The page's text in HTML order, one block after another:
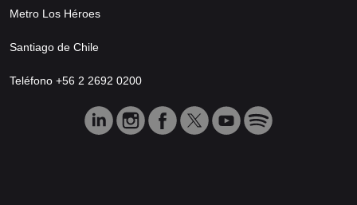
Metro Los Héroes
Santiago de Chile
Teléfono +56 2 2692 0200